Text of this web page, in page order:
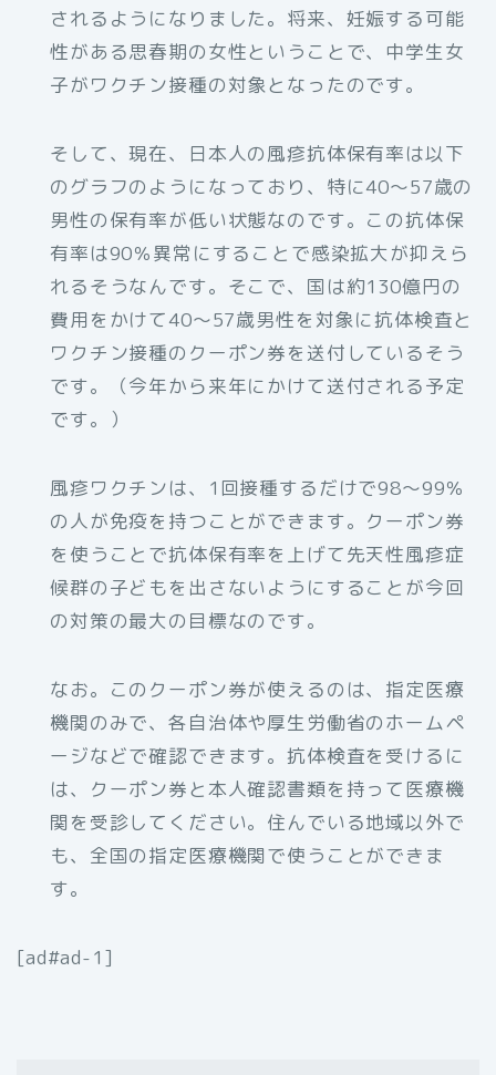
されるようになりました。将来、妊娠する可能
性がある思春期の女性ということで、中学生女
子がワクチン接種の対象となったのです。
そして、現在、日本人の風疹抗体保有率は以下
のグラフのようになっており、特に40～57歳の
男性の保有率が低い状態なのです。この抗体保
有率は90％異常にすることで感染拡大が抑えら
れるそうなんです。そこで、国は約130億円の
費用をかけて40〜57歳男性を対象に抗体検査と
ワクチン接種のクーポン券を送付しているそう
です。（今年から来年にかけて送付される予定
です。）
風疹ワクチンは、1回接種するだけで98〜99％
の人が免疫を持つことができます。クーポン券
を使うことで抗体保有率を上げて先天性風疹症
候群の子どもを出さないようにすることが今回
の対策の最大の目標なのです。
なお。このクーポン券が使えるのは、指定医療
機関のみで、各自治体や厚生労働省のホームペ
ージなどで確認できます。抗体検査を受けるに
は、クーポン券と本人確認書類を持って医療機
関を受診してください。住んでいる地域以外で
も、全国の指定医療機関で使うことができま
す。
[ad#ad-1]